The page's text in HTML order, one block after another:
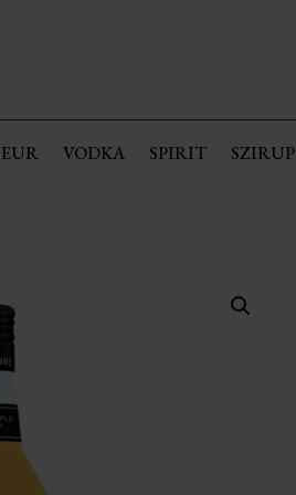
VODKA SPIRIT SZIRUP